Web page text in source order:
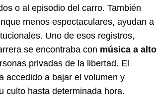
o al episodio del carro. También
menos espectaculares, ayudan a
Uno de esos registros,
se encontraba con música a alto
privadas de la libertad. El
accedido a bajar el volumen y
culto hasta determinada hora.